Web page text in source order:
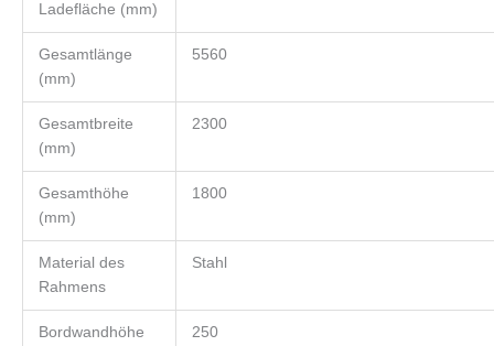
Ladefläche (mm)
Gesamtlänge
(mm)
5560
Gesamtbreite
(mm)
2300
Gesamthöhe
(mm)
1800
Material des
Rahmens
Stahl
Bordwandhöhe 250